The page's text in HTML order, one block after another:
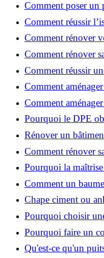
Comment poser un
rénovation : rôle et
Comment réussir
pour une maison
Comment rénover
votre espace de vie ?
Comment rénover
astuces ?
Comment réussir
économies et un
Comment
studio : 10 astuces
Comment
et efficaces ?
Pourquoi le DPE
vendre ou louer un
Rénover un
pratique et solutions
Comment rénover
réglementation ?
Pourquoi la
indispensable pour
Comment un
peut-il purifier la
Chape ciment ou
projet ?
Pourquoi choisir
d’œuvre pour
Pourquoi faire un
Qu'est-ce qu'un